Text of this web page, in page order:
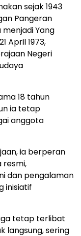
sejak 1943
Pangeran
Yang
April 1973,
Negeri
18 tahun
ia tetap
anggota
ia berperan
resmi,
dan pengalaman
inisiatif
tetap terlibat
langsung, sering